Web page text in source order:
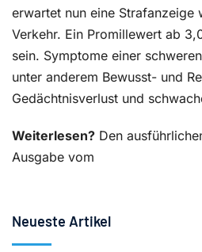
erwartet nun eine Strafanzeige
Verkehr. Ein Promillewert ab
sein. Symptome einer
unter anderem Bewusst- und
Gedächtnisverlust und
Weiterlesen? Den
Ausgabe vom
Neueste Artikel